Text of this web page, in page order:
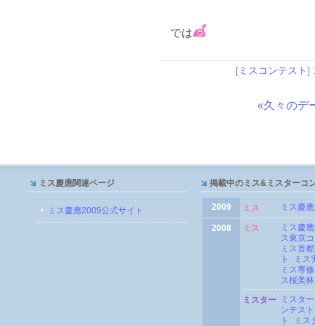
では
[ミスコンテスト]
«久々のデ
ミス慶應関連ページ
ミス慶應2009公式サイト
掲載中のミス&ミスターコ
2009 ミス ミス慶
2008 ミス
ミス慶
ス東京
ミス首
ト
ミス
ミス専
ス桜美
ミスター
ミスタ
ンテスト
ト
ミス